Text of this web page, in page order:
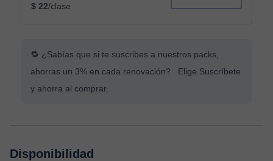
$ 22/clase
🔁 ¿Sabías que si te suscribes a nuestros packs,
ahorras un 3% en cada renovación? Elige Suscríbete
y ahorra al comprar.
Disponibilidad